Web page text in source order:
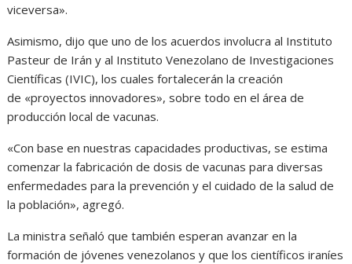
viceversa».
Asimismo, dijo que uno de los acuerdos involucra al Instituto
Pasteur de Irán y al Instituto Venezolano de Investigaciones
Científicas (IVIC), los cuales fortalecerán la creación
de «proyectos innovadores», sobre todo en el área de
producción local de vacunas.
«Con base en nuestras capacidades productivas, se estima
comenzar la fabricación de dosis de vacunas para diversas
enfermedades para la prevención y el cuidado de la salud de
la población», agregó.
La ministra señaló que también esperan avanzar en la
formación de jóvenes venezolanos y que los científicos iraníes